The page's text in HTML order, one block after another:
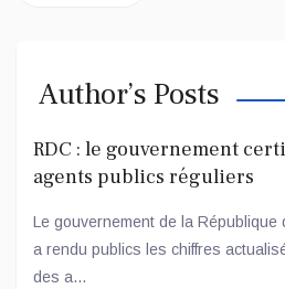
Author’s Posts
RDC : le gouvernement
agents publics réguliers
Le gouvernement de la République
a rendu publics les chiffres
des a...